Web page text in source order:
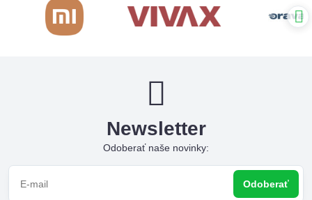
Newsletter
Odoberať naše novinky:
Odoberať